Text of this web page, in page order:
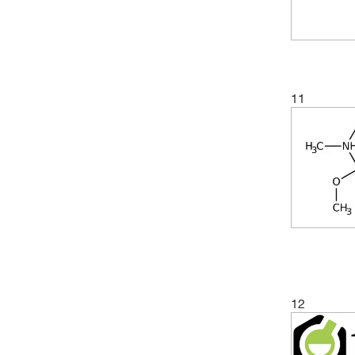
11
12